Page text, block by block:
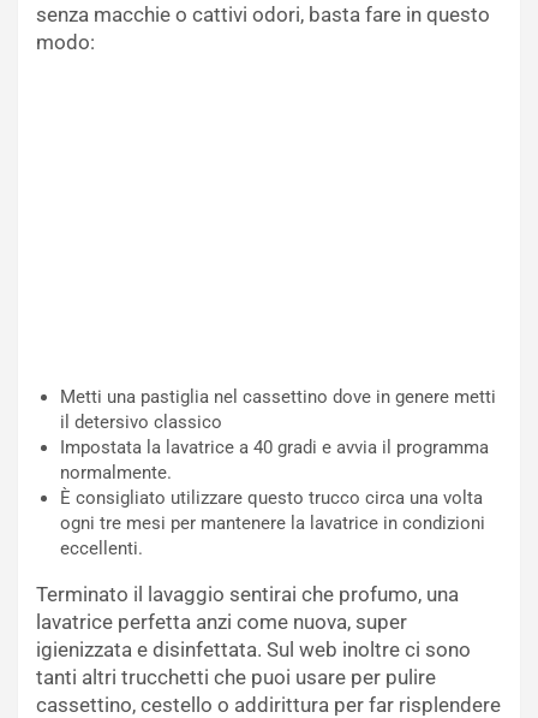
senza macchie o cattivi odori, basta fare in questo
modo:
Metti una pastiglia nel cassettino dove in genere metti
il detersivo classico
Impostata la lavatrice a 40 gradi e avvia il programma
normalmente.
È consigliato utilizzare questo trucco circa una volta
ogni tre mesi per mantenere la lavatrice in condizioni
eccellenti.
Terminato il lavaggio sentirai che profumo, una
lavatrice perfetta anzi come nuova, super
igienizzata e disinfettata. Sul web inoltre ci sono
tanti altri trucchetti che puoi usare per pulire
cassettino, cestello o addirittura per far risplendere